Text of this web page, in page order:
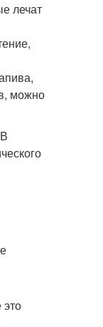
лечат
можно